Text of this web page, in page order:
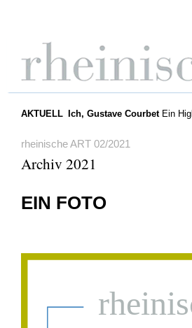
AKTUELL Ich, Gustave CourbetEin
rheinische ART 02/2021
Archiv 2021
EIN FOTO